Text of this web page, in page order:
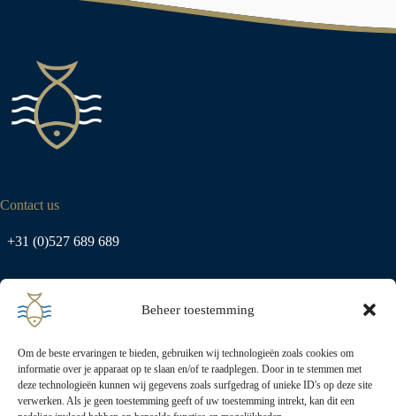
Beheer toestemming
Om de beste ervaringen te bieden, gebruiken wij technologieën zoals cookies om
informatie over je apparaat op te slaan en/of te raadplegen. Door in te stemmen met
deze technologieën kunnen wij gegevens zoals surfgedrag of unieke ID's op deze site
verwerken. Als je geen toestemming geeft of uw toestemming intrekt, kan dit een
Contact us
+31 (0)527 689 689
Address